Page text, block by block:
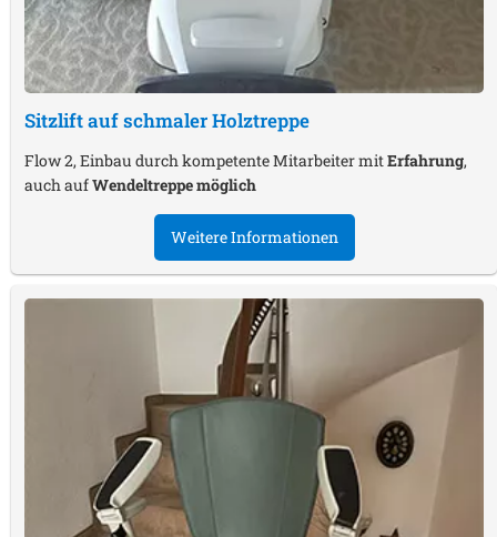
Sitzlift auf schmaler Holztreppe
Flow 2, Einbau durch kompetente Mitarbeiter mitErfahrung,
auch aufWendeltreppe möglich
Weitere Informationen